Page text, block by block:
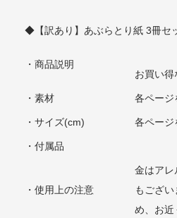
◆【訳あり】あぶらとり紙 3冊セ
・商品説明
お買い得
・素材 各ページ
・サイズ(cm) 各ページ
・付属品
・使用上の注意
金はアレ
もござ
め、お近